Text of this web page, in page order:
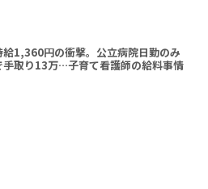
給1,360円の衝撃。公立病院日勤のみ
手取り13万…子育て看護師の給料事情